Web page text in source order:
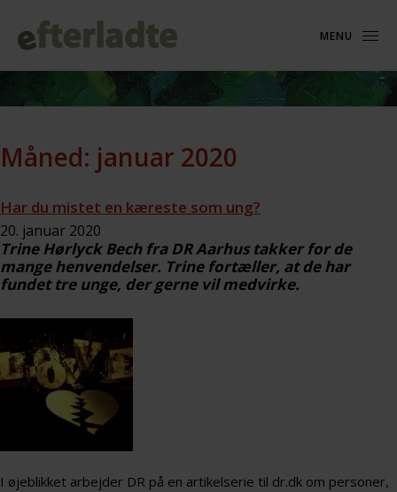
MENU
Måned: januar 2020
Har du mistet en kæreste som ung?
20. januar 2020
Trine Hørlyck Bech fra DR Aarhus takker for de
mange henvendelser. Trine fortæller, at de har
fundet tre unge, der gerne vil medvirke.
I øjeblikket arbejder DR på en artikelserie til dr.dk om personer,